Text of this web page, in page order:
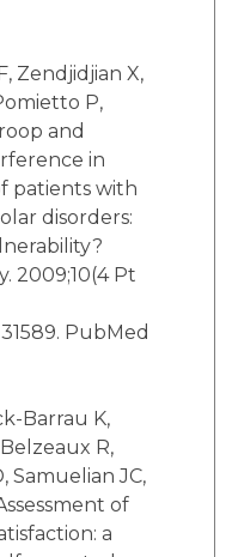
Zendjidjian X,
P,
and
in
patients with
disorders:
2009;10(4 Pt
PubMed
Barrau K,
R,
Samuelian JC,
of
a